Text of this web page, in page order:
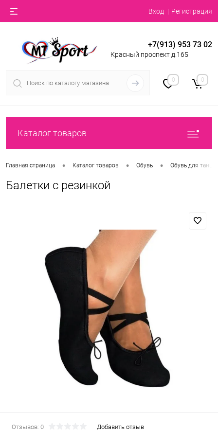
Вход Регистрация
+7(913) 953 73 02
Красный проспект д.165
0 0
Каталог товаров
Главная страница • Каталог товаров • Обувь • Обувь для
Балетки с резинкой
Отзывов: 0 Добавить отзыв